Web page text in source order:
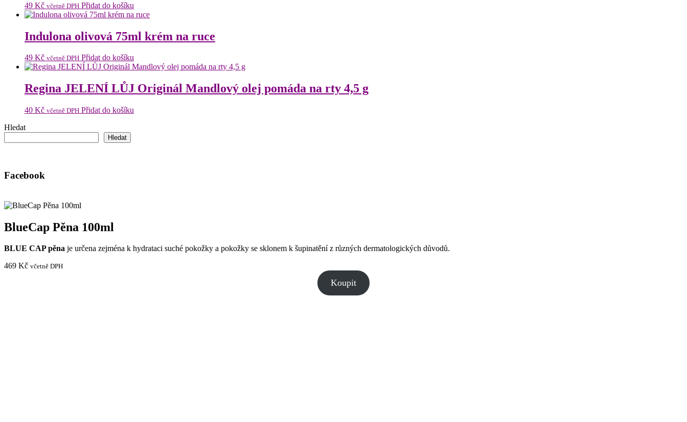
49 Kč včetně DPH Přidat do košíku
Indulona olivová 75ml krém na ruce
49 Kč včetně DPH Přidat do košíku
Regina JELENÍ LŮJ Originál Mandlový olej pomáda na rty 4,5 g
40 Kč včetně DPH Přidat do košíku
Hledat
Hledat
Facebook
BlueCap Pěna 100ml
BLUE CAP pěna je určena zejména k hydrataci suché pokožky a pokožky se sklonem k šupinatění z různých dermatologických důvodů.
469 Kč včetně DPH
Koupit